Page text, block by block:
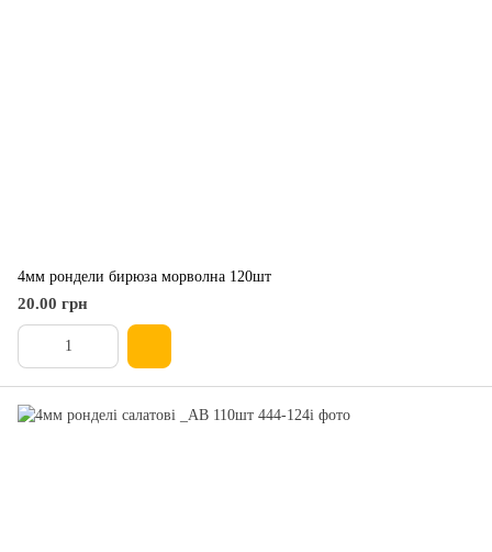
4мм рондели бирюза морволна 120шт
20.00 грн